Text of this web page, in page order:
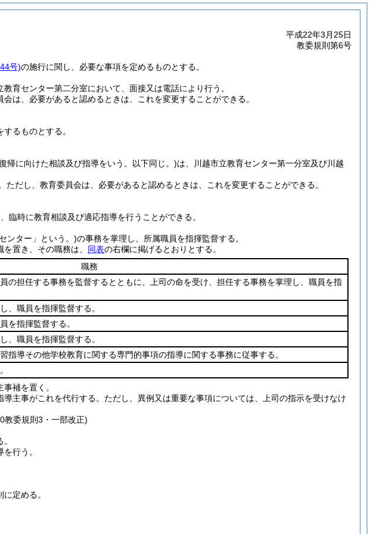
平成22年3月25日
教委規則第6号
号)の施行に関し、必要な事項を定めるものとする。
育センター第二分室において、面接又は電話により行う。
会は、必要があると認めるときは、これを変更することができる。
るものとする。
帰に向けた相談及び指導をいう。以下同じ。)は、川越市立教育センター第一分室及び川越
ただし、教育委員会は、必要があると認めるときは、これを変更することができる。
臨時に教育相談及び適応指導を行うことができる。
ンター」という。)の事務を掌理し、所属職員を指揮監督する。
置き、その職務は、 同表の右欄に掲げるとおりとする。
職務
の担任する事務を監督するとともに、上司の命を受け、担任する事務を掌理し、職員を指
、職員を指揮監督する。
を指揮監督する。
、職員を指揮監督する。
指導その他学校教育に関する専門的事項の指導に関する事務に従事する。
補を置く。
主事がこれを代行する。 ただし、異例又は重要な事項については、上司の指示を受けなけ
教委規則3・一部改正)
行う。
定める。